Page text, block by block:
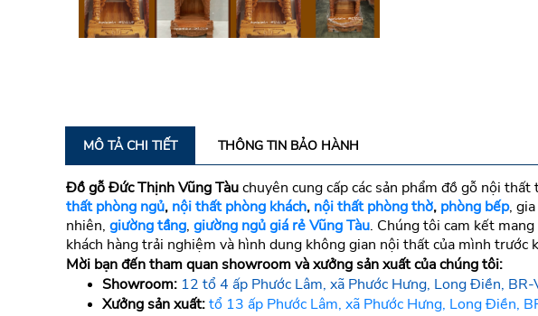
MÔ TẢ CHI TIẾT THÔNG TIN BẢO HÀNH
Đồ gỗ Đức Thịnh Vũng Tàuchuyên cung cấp các sản phẩm đồ gỗ nội
thất phòng ngủ, nội thất phòng khách, nội thất phòng thờ, phòng bếp,
nhiên, giường tầng, giường ngủ giá rẻ Vũng Tàu. Chúng tôi cam kết
khách hàng trải nghiệm và hình dung không gian nội thất của mình trước
Mời bạn đến tham quan showroom và xưởng sản xuất của chúng tôi:
Showroom: 12 tổ 4 ấp Phước Lâm, xã Phước Hưng, Long Điền, BR-
Xưởng sản xuất:tổ 13 ấp Phước Lâm, xã Phước Hưng, Long Điền,